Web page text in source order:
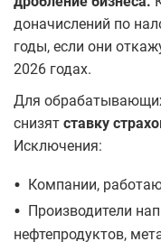
доначислений по
годы, если они
2026 годах.
Для
снизят ставку
Исключения:
• Компании,
•
Производители
нефтепродуктов,